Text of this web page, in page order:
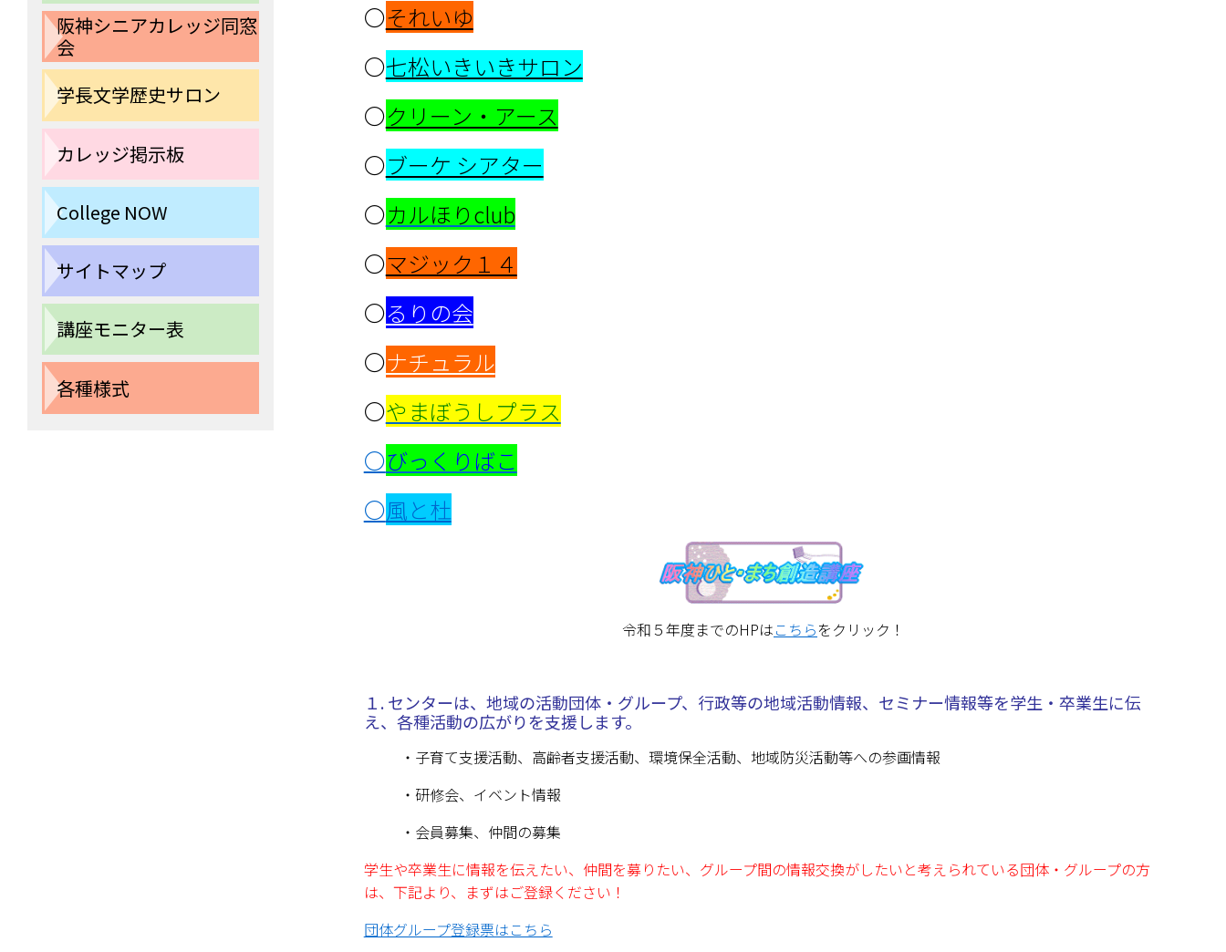
〇それいゆ
〇七松いきいきサロン
〇クリーン・アース
〇ブーケ シアター
〇カルほりclub
〇マジック１４
〇るりの会
〇ナチュラル
〇やまぼうしプラス
〇びっくりばこ
〇風と杜
令和５年度までのHPはこちらをクリック！
１. センターは、地域の活動団体・グループ、行政等の地域活動情報、セミナー情報等を学生・卒業生に伝
え、各種活動の広がりを支援します。
・子育て支援活動、高齢者支援活動、環境保全活動、地域防災活動等への参画情報
・研修会、イベント情報
・会員募集、仲間の募集
学生や卒業生に情報を伝えたい、仲間を募りたい、グループ間の情報交換がしたいと考えられている団体・グループの方
は、下記より、まずはご登録ください！
団体グループ登録票はこちら
阪神シニアカレッジ同窓
会
学長文学歴史サロン
カレッジ掲示板
College NOW
サイトマップ
講座モニター表
各種様式